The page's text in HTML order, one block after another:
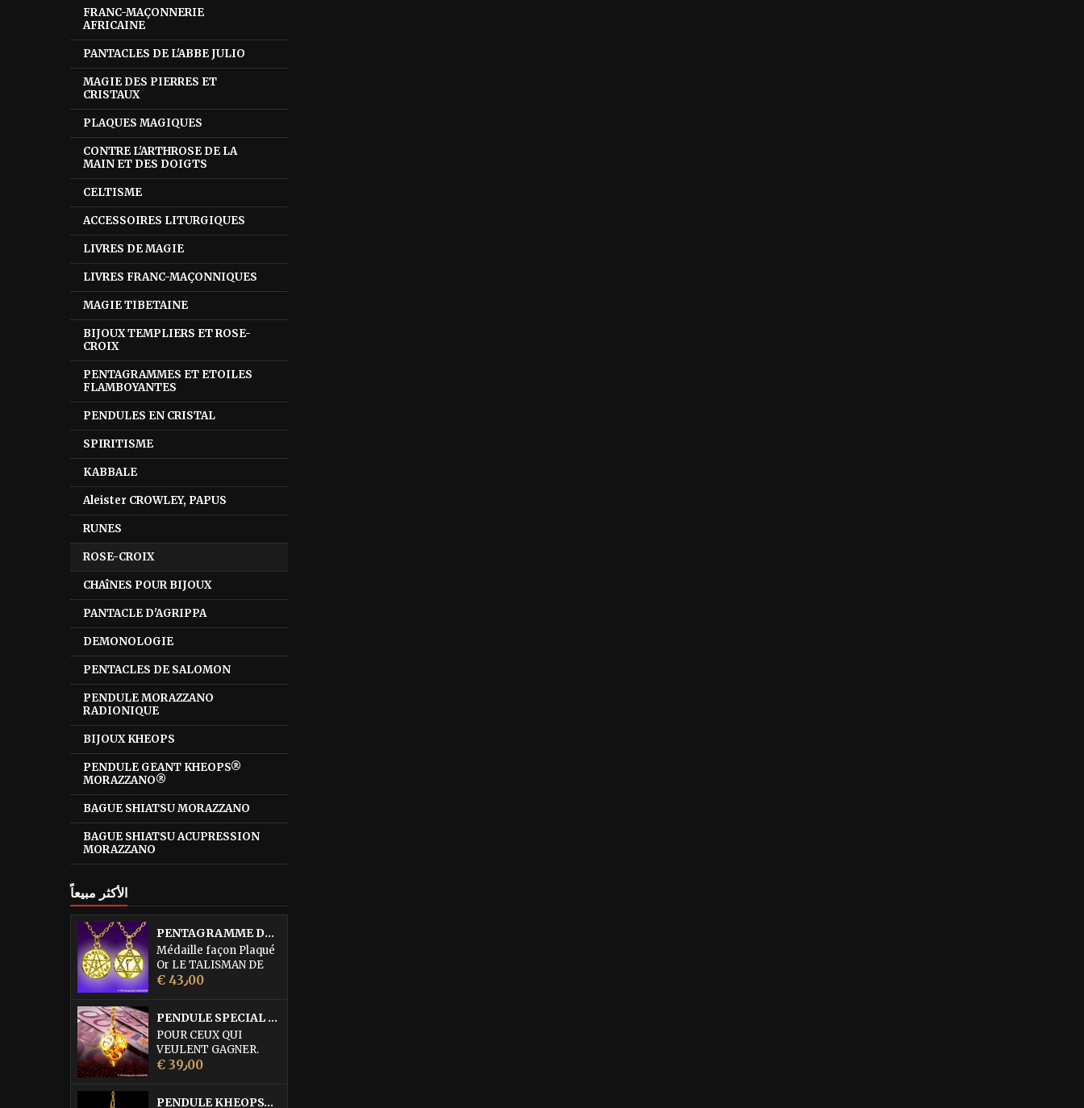
FRANC-MAÇONNERIE
AFRICAINE
PANTACLES DE L'ABBE JULIO
MAGIE DES PIERRES ET
CRISTAUX
PLAQUES MAGIQUES
CONTRE L'ARTHROSE DE LA
MAIN ET DES DOIGTS
CELTISME
ACCESSOIRES LITURGIQUES
LIVRES DE MAGIE
LIVRES FRANC-MAÇONNIQUES
MAGIE TIBETAINE
BIJOUX TEMPLIERS ET ROSE-
CROIX
PENTAGRAMMES ET ETOILES
FLAMBOYANTES
PENDULES EN CRISTAL
SPIRITISME
KABBALE
Aleister CROWLEY, PAPUS
RUNES
ROSE-CROIX
CHAîNES POUR BIJOUX
PANTACLE D'AGRIPPA
DEMONOLOGIE
PENTACLES DE SALOMON
PENDULE MORAZZANO
RADIONIQUE
BIJOUX KHEOPS
PENDULE GEANT KHEOPS®
MORAZZANO®
BAGUE SHIATSU MORAZZANO
BAGUE SHIATSU ACUPRESSION
MORAZZANO
الأكثر مبيعاً
PENTAGRAMME DE L'ABBE JULIO
Médaille façon Plaqué
Or LE TALISMAN DE
PROTECTION
serait la quintessence
des médailles de
Protection. Elle est
d'une efficacité
combattre les forces
السعر € 43٫00
PENDULE SPECIAL LOTO • DORURE OR FIN
POUR CEUX QUI
VEULENT GAGNER.
Pendule égrégorique
السعر€ 39٫00
PENDULE KHEOPS® PHARAON MORAZZANO® DORÉ